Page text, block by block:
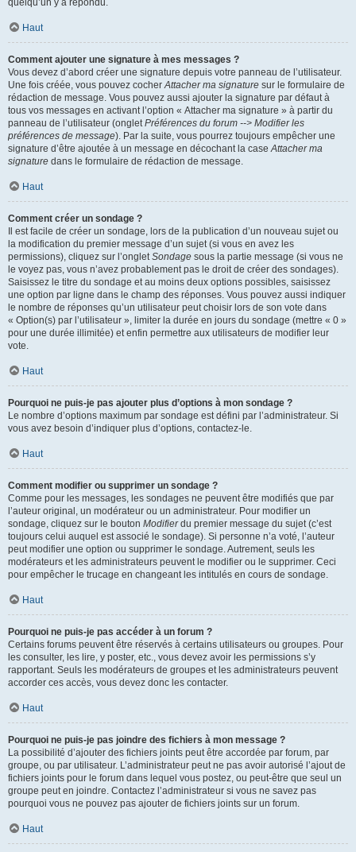
quelqu’un y a répondu.
Haut
Comment ajouter une signature à mes messages ?
Vous devez d’abord créer une signature depuis votre panneau de l’utilisateur.
Une fois créée, vous pouvez cocherAttacher ma signature sur le formulaire de
rédaction de message. Vous pouvez aussi ajouter la signature par défaut à
tous vos messages en activant l’option « Attacher ma signature » à partir du
panneau de l’utilisateur (ongletPréférences du forum --> Modifier les
préférences de message). Par la suite, vous pourrez toujours empêcher une
signature d’être ajoutée à un message en décochant la caseAttacher ma
signature dans le formulaire de rédaction de message.
Haut
Comment créer un sondage ?
Il est facile de créer un sondage, lors de la publication d’un nouveau sujet ou
la modification du premier message d’un sujet (si vous en avez les
permissions), cliquez sur l’ongletSondage sous la partie message (si vous ne
le voyez pas, vous n’avez probablement pas le droit de créer des sondages).
Saisissez le titre du sondage et au moins deux options possibles, saisissez
une option par ligne dans le champ des réponses. Vous pouvez aussi indiquer
le nombre de réponses qu’un utilisateur peut choisir lors de son vote dans
« Option(s) par l’utilisateur », limiter la durée en jours du sondage (mettre « 0 »
pour une durée illimitée) et enfin permettre aux utilisateurs de modifier leur
vote.
Haut
Pourquoi ne puis-je pas ajouter plus d’options à mon sondage ?
Le nombre d’options maximum par sondage est défini par l’administrateur. Si
vous avez besoin d’indiquer plus d’options, contactez-le.
Haut
Comment modifier ou supprimer un sondage ?
Comme pour les messages, les sondages ne peuvent être modifiés que par
l’auteur original, un modérateur ou un administrateur. Pour modifier un
sondage, cliquez sur le bouton Modifierdu premier message du sujet (c’est
toujours celui auquel est associé le sondage). Si personne n’a voté, l’auteur
peut modifier une option ou supprimer le sondage. Autrement, seuls les
modérateurs et les administrateurs peuvent le modifier ou le supprimer. Ceci
pour empêcher le trucage en changeant les intitulés en cours de sondage.
Haut
Pourquoi ne puis-je pas accéder à un forum ?
Certains forums peuvent être réservés à certains utilisateurs ou groupes. Pour
les consulter, les lire, y poster, etc., vous devez avoir les permissions s’y
rapportant. Seuls les modérateurs de groupes et les administrateurs peuvent
accorder ces accès, vous devez donc les contacter.
Haut
Pourquoi ne puis-je pas joindre des fichiers à mon message ?
La possibilité d’ajouter des fichiers joints peut être accordée par forum, par
groupe, ou par utilisateur. L’administrateur peut ne pas avoir autorisé l’ajout de
fichiers joints pour le forum dans lequel vous postez, ou peut-être que seul un
groupe peut en joindre. Contactez l’administrateur si vous ne savez pas
pourquoi vous ne pouvez pas ajouter de fichiers joints sur un forum.
Haut